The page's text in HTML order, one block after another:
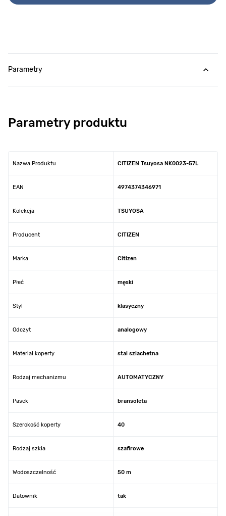
Parametry
Parametry produktu
Nazwa Produktu CITIZEN Tsuyosa NK0023-57L
EAN 4974374346971
Kolekcja TSUYOSA
Producent CITIZEN
Marka Citizen
Płeć męski
Styl klasyczny
Odczyt analogowy
Materiał koperty stal szlachetna
Rodzaj mechanizmu AUTOMATYCZNY
Pasek bransoleta
Szerokość koperty 40
Rodzaj szkła szafirowe
Wodoszczelność 50 m
Datownik tak